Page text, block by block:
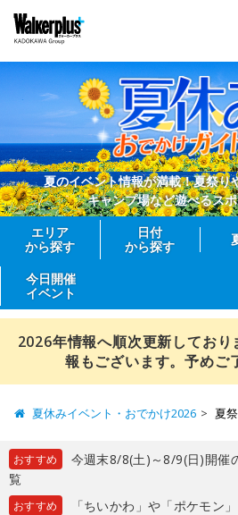
夏のイベント情報が満載！夏祭り
キャンプ場など遊べるス
エリア
から探す
日付
から探す
今日開催
イベント
2026年情報へ順次更新してお
報もございます。予めご
夏休みイベント・おでかけ2026 夏
おすすめ
今週末8/8(土)～8/9(日)開催
覧
おすすめ
「ちいかわ」や「ポケモン